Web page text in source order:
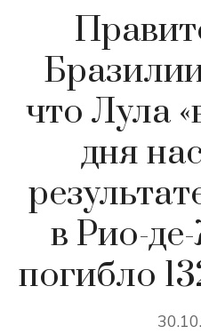
что Лула
дня
в Рио-
погибло